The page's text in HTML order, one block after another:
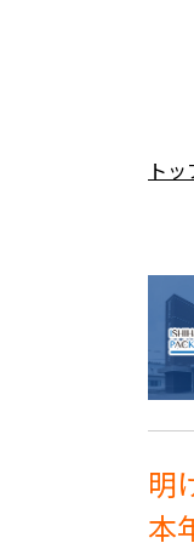
ト
明
本